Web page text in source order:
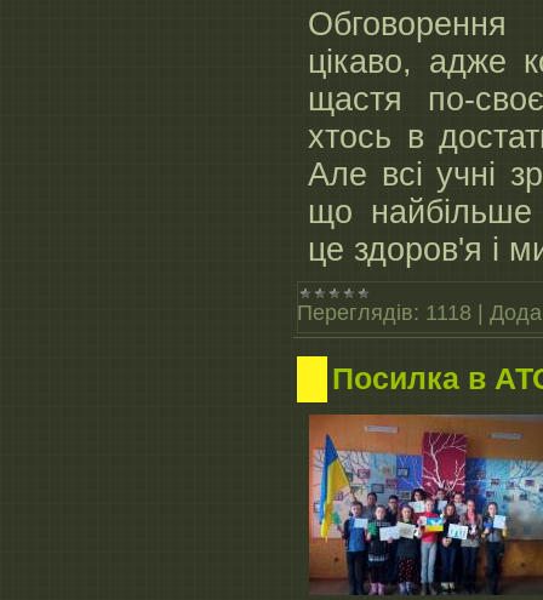
Обговорення
цікаво, адже
щастя по-
хтось в
Але всі учні
що
це здоров'я і
Переглядів: 1118 |
Посилка в